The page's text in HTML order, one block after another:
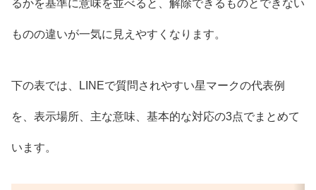
るかを基準に意味を並べると、解除できるものとできない
ものの違いが一気に見えやすくなります。
下の表では、LINEで質問されやすい星マークの代表例
を、表示場所、主な意味、基本的な対応の3点でまとめて
います。